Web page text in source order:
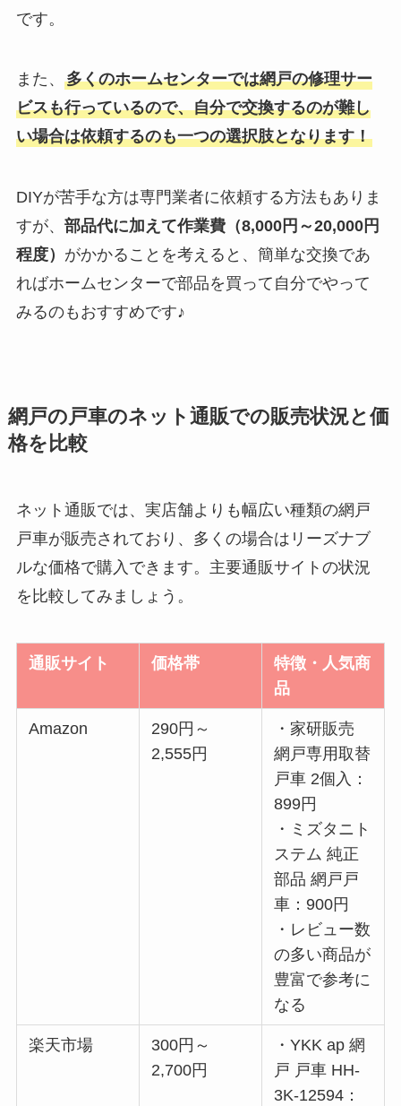
です。
また、 多くのホームセンターでは網戸の修理サー
ビスも行っているので、自分で交換するのが難し
い場合は依頼するのも一つの選択肢となります！
DIYが苦手な方は専門業者に依頼する方法もありま
すが、 部品代に加えて作業費（8,000円～20,000円
程度） がかかることを考えると、簡単な交換であ
ればホームセンターで部品を買って自分でやって
みるのもおすすめです♪
網戸の戸車のネット通販での販売状況と価
格を比較
ネット通販では、実店舗よりも幅広い種類の網戸
戸車が販売されており、多くの場合はリーズナブ
ルな価格で購入できます。主要通販サイトの状況
を比較してみましょう。
通販サイト 価格帯
特徴・人気商
品
Amazon
290円～
2,555円
・家研販売
網戸専用取替
戸車 2個入：
899円
・ミズタニト
ステム 純正
部品 網戸戸
車：900円
・レビュー数
の多い商品が
豊富で参考に
なる
楽天市場
300円～
2,700円
・YKK ap 網
戸 戸車 HH-
3K-12594：